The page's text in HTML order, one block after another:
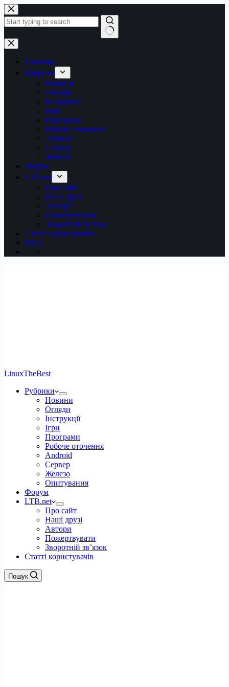
Перейти
до
вмісту
Немає
результатів
Головна
Рубрики
Новини
Обзори
Інструкції
Ігри
Програми
Робоче оточення
Android
Сервер
Железо
Форум
LTB.net
Про сайт
Наші друзі
Автори
Пожертвувати
Зворотній зв’язок
Статті користувачів
Вхід
LinuxTheBest
Рубрики
Новини
Огляди
Інструкції
Ігри
Програми
Робоче оточення
Android
Сервер
Железо
Опитування
Форум
LTB.net
Про сайт
Наші друзі
Автори
Пожертвувати
Зворотній зв’язок
Статті користувачів
Пошук